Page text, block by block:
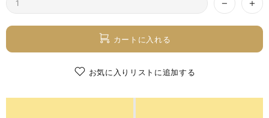
カートに入れる
お気に入りリストに追加する